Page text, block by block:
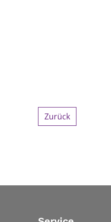
Zurück